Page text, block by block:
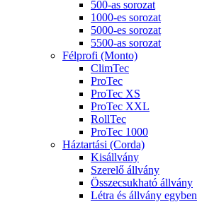
500-as sorozat
1000-es sorozat
5000-es sorozat
5500-as sorozat
Félprofi (Monto)
ClimTec
ProTec
ProTec XS
ProTec XXL
RollTec
ProTec 1000
Háztartási (Corda)
Kisállvány
Szerelő állvány
Összecsukható állvány
Létra és állvány egyben